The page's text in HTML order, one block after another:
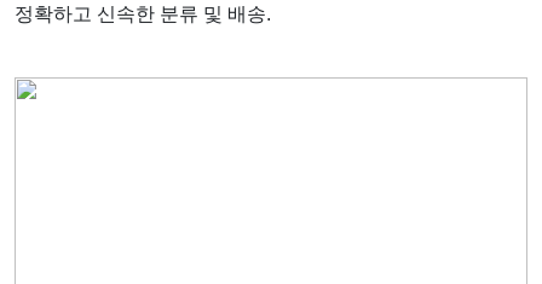
정확하고 신속한 분류 및 배송.